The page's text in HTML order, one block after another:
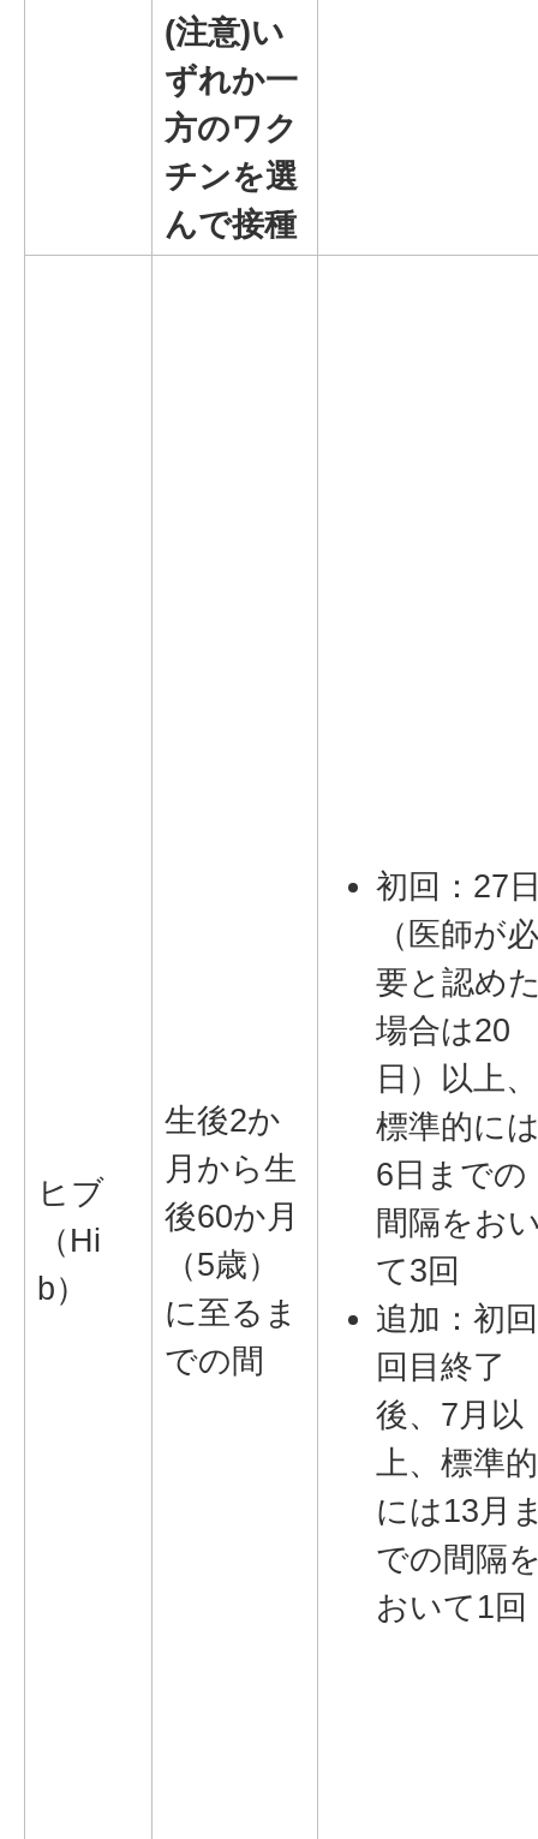
(注意)い
ずれか一
方のワク
チンを選
んで接種
ヒブ
（Hi
b）
生後2か
月から生
後60か月
（5歳）
に至るま
での間
初回：27
（医師が
要と認め
場合は20
日）以上、
標準的に
6日までの
間隔をお
て3回
追加：初
回目終了
後、7月以
上、標準的
には13月
での間隔
おいて1回